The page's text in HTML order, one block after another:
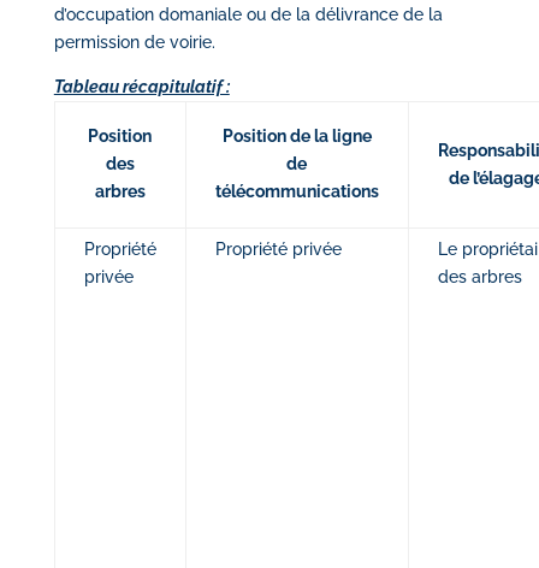
d’occupation domaniale ou de la délivrance de la
permission de voirie.
Tableau récapitulatif :
Position
des
arbres
Position de la ligne
de
télécommunications
de
Propriété
privée
Propriété privée
Le
des arbres